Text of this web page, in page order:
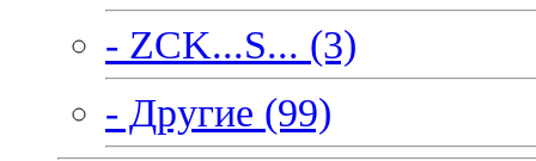
- ZCK...S... (3)
- Другие (99)